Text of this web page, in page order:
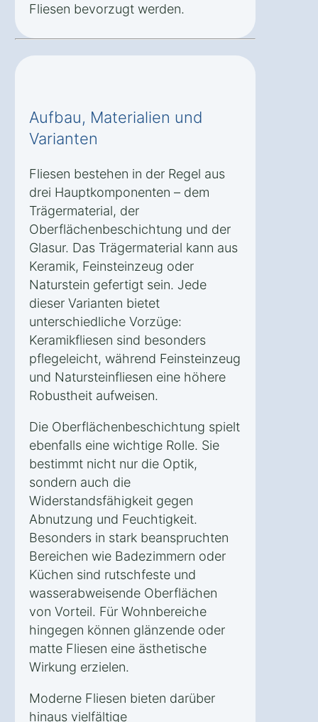
Fliesen bevorzugt werden.
Aufbau, Materialien und
Varianten
Fliesen bestehen in der Regel aus
drei Hauptkomponenten – dem
Trägermaterial, der
Oberflächenbeschichtung und der
Glasur. Das Trägermaterial kann aus
Keramik, Feinsteinzeug oder
Naturstein gefertigt sein. Jede
dieser Varianten bietet
unterschiedliche Vorzüge:
Keramikfliesen sind besonders
pflegeleicht, während Feinsteinzeug
und Natursteinfliesen eine höhere
Robustheit aufweisen.
Die Oberflächenbeschichtung spielt
ebenfalls eine wichtige Rolle. Sie
bestimmt nicht nur die Optik,
sondern auch die
Widerstandsfähigkeit gegen
Abnutzung und Feuchtigkeit.
Besonders in stark beanspruchten
Bereichen wie Badezimmern oder
Küchen sind rutschfeste und
wasserabweisende Oberflächen
von Vorteil. Für Wohnbereiche
hingegen können glänzende oder
matte Fliesen eine ästhetische
Wirkung erzielen.
Moderne Fliesen bieten darüber
hinaus vielfältige